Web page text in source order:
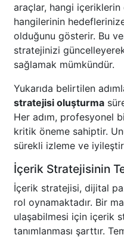
araçlar, hangi içeriklerin
hangilerinin
olduğunu gösterir. Bu
stratejinizi
sağlamak mümkündür.
Yukarıda belirtilen
stratejisi oluşturma
Her adım, profesyonel
kritik öneme sahiptir.
sürekli izleme ve
İçerik Stratejisinin
İçerik stratejisi, dijital
rol oynamaktadır. Bir
ulaşabilmesi için içerik
tanımlanması şarttır.